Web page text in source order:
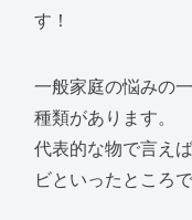
す！
一般家庭の悩みの
種類があります。
代表的な物で言え
ビといったところ